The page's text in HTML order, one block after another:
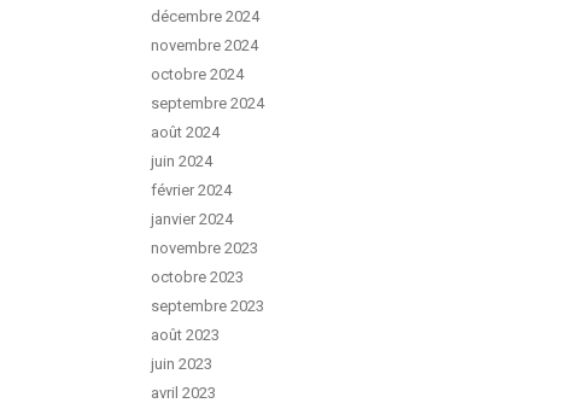
décembre 2024
novembre 2024
octobre 2024
septembre 2024
août 2024
juin 2024
février 2024
janvier 2024
novembre 2023
octobre 2023
septembre 2023
août 2023
juin 2023
avril 2023